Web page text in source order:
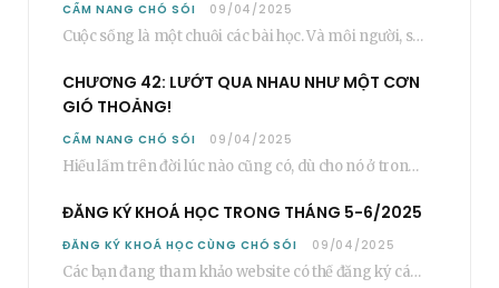
CẨM NANG CHÓ SÓI 09/04/2025
Cuộc sống là một chuỗi các bài học. Và mỗi người, sẽ phải học rất…
CHƯƠNG 42: LƯỚT QUA NHAU NHƯ MỘT CƠN
GIÓ THOẢNG!
CẨM NANG CHÓ SÓI 09/04/2025
Hiểu lầm trên đời lúc nào cũng có, dù cho nó ở trong một mối…
ĐĂNG KÝ KHOÁ HỌC TRONG THÁNG 5-6/2025
ĐĂNG KÝ KHOÁ HỌC CÙNG CHÓ SÓI 09/04/2025
Các bạn đang tham khảo website có thể đăng ký các khoá học cơ bản…